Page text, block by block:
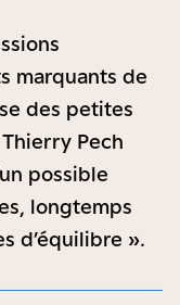
marquants de
des petites
Pech
possible
longtemps
d’équilibre ».